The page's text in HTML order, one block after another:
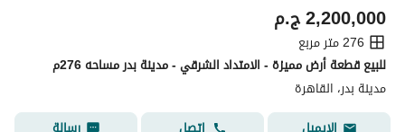
ج.م2,200,000
276 متر مربع
للبيع قطعة أرض مميزة - الامتداد الشرقي - مدينة بدر مساحه 276م
مدينة بدر، القاهرة